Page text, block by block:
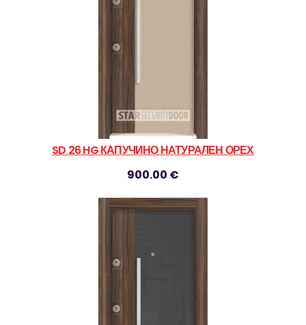
SD 26 HG КАПУЧИНО НАТУРАЛЕН ОРЕХ
900.00 €